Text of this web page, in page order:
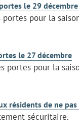
le 29 décembre
pour la
le 27 décembre
portes pour la
résidents de ne
sécuritaire.